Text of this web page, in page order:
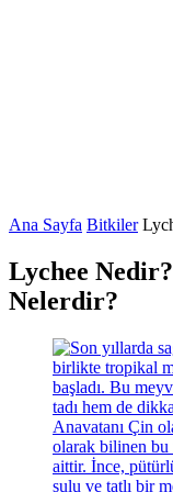
Ana Sayfa Bitkiler
Lychee
Nelerdir?